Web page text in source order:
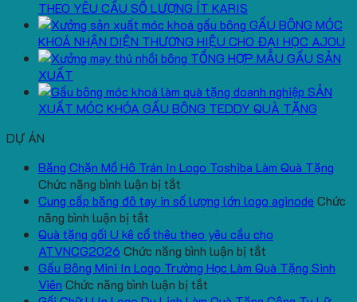
THEO YÊU CẦU SỐ LƯỢNG ÍT KARIS
GẤU BÔNG MÓC
KHOÁ NHẬN DIỆN THƯƠNG HIỆU CHO ĐẠI HỌC AJOU
TỔNG HỢP MẪU GẤU SẢN
XUẤT
SẢN
XUẤT MÓC KHÓA GẤU BÔNG TEDDY QUÀ TẶNG
DỰ ÁN
Băng Chặn Mồ Hô Trán In Logo Toshiba Làm Quà Tặng
Chức năng bình luận bị tắt
Băng
Mồ
Hô
Trán
In
Cung cấp băng đô tay in số lượng lớn logo aginode Chức
năng bình luận bị tắt
Cung
cấp
băng
đô
Quà tặng gối U kê cổ thêu theo yêu cầu cho
ATVNCG2026 Chức năng bình luận bị tắt
Quà
Gấu Bông Mini In Logo Trường Học Làm Quà Tặng Sinh
Viên Chức năng bình luận bị tắt